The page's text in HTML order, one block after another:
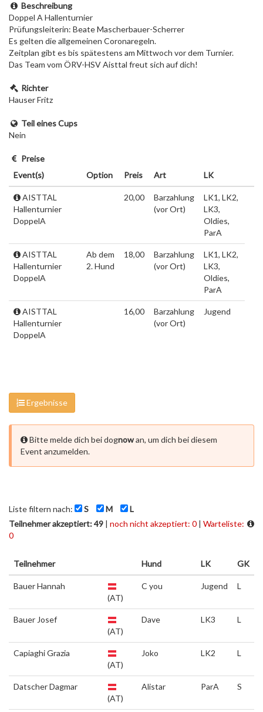
Beschreibung
Doppel A Hallenturnier
Prüfungsleiterin: Beate Mascherbauer-Scherrer
Es gelten die allgemeinen Coronaregeln.
Zeitplan gibt es bis spätestens am Mittwoch vor dem Turnier.
Das Team vom ÖRV-HSV Aisttal freut sich auf dich!
Richter
Hauser Fritz
Teil eines Cups
Nein
Preise
Event(s)
Option Preis Art LK
AISTTAL
Hallenturnier
DoppelA
20,00
Barzahlung
(vor Ort)
LK1, LK2,
LK3,
Oldies,
ParA
AISTTAL
Hallenturnier
DoppelA
Ab dem
2. Hund
18,00
Barzahlung
(vor Ort)
LK1, LK2,
LK3,
Oldies,
ParA
AISTTAL
Hallenturnier
DoppelA
16,00
Barzahlung
(vor Ort)
Jugend
Ergebnisse
Bitte melde dich bei dognowan, um dich bei diesem
Event anzumelden.
Liste filtern nach: S M
L
Teilnehmer akzeptiert: 49 | noch nicht akzeptiert: 0 | Warteliste:
0
Teilnehmer Hund LK GK
Bauer Hannah
(AT)
C you Jugend L
Bauer Josef
(AT)
Dave LK3 L
Capiaghi Grazia
(AT)
Joko LK2 L
Datscher Dagmar
(AT)
Alistar ParA S